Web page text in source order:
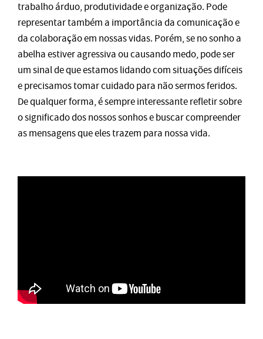
trabalho árduo, produtividade e organização. Pode
representar também a importância da comunicação e
da colaboração em nossas vidas. Porém, se no sonho a
abelha estiver agressiva ou causando medo, pode ser
um sinal de que estamos lidando com situações difíceis
e precisamos tomar cuidado para não sermos feridos.
De qualquer forma, é sempre interessante refletir sobre
o significado dos nossos sonhos e buscar compreender
as mensagens que eles trazem para nossa vida.